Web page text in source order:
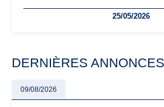
facturation ou risque de bascule vers la
25/05/2026
DERNIÈRES ANNONCES
09/08/2026